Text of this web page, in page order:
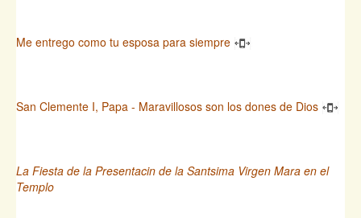
Me entrego como tu esposa para siempre
San Clemente I, Papa - Maravillosos son los dones de Dios
La Fiesta de la Presentacin de la Santsima Virgen Mara en el
Templo